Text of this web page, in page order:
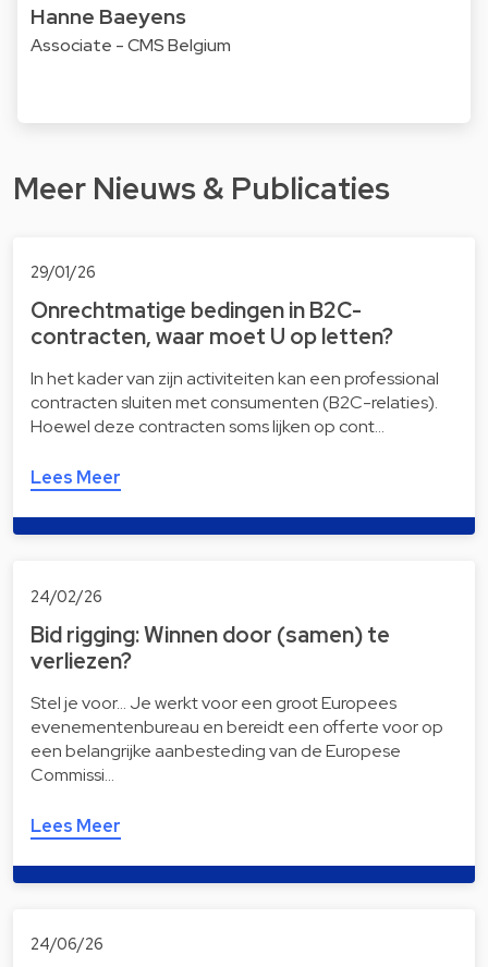
Hanne Baeyens
Associate - CMS Belgium
Meer Nieuws & Publicaties
29/01/26
Onrechtmatige bedingen in B2C-
contracten, waar moet U op letten?
In het kader van zijn activiteiten kan een professional
contracten sluiten met consumenten (B2C-relaties).
Hoewel deze contracten soms lijken op cont…
Lees Meer
24/02/26
Bid rigging: Winnen door (samen) te
verliezen?
Stel je voor… Je werkt voor een groot Europees
evenementenbureau en bereidt een offerte voor op
een belangrijke aanbesteding van de Europese
Commissi…
Lees Meer
24/06/26